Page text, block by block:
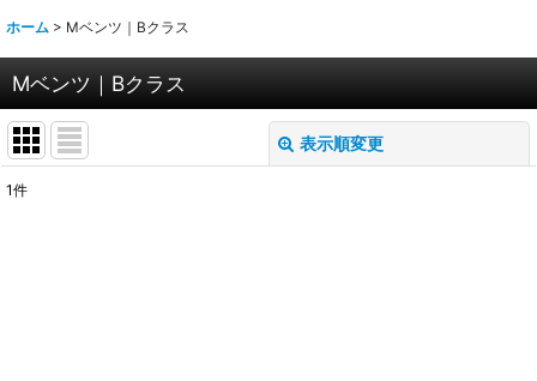
ホーム > Mベンツ｜Bクラス
Mベンツ｜Bクラス
表示順変更
1件